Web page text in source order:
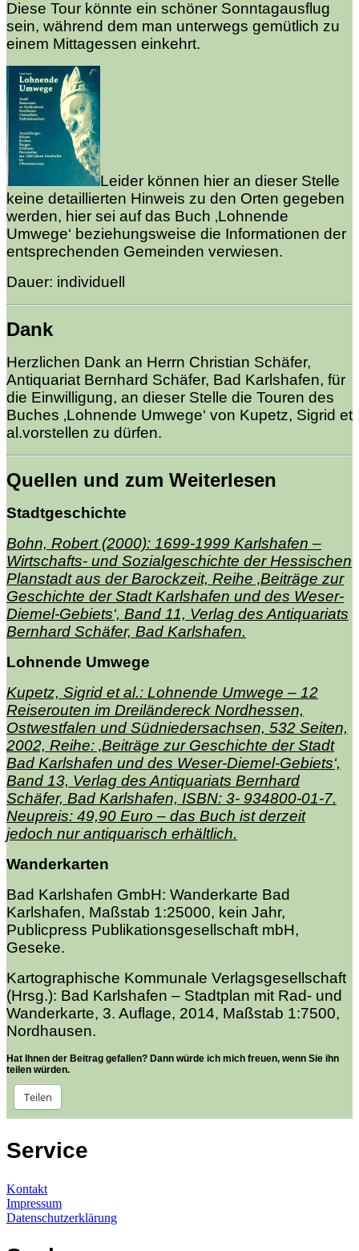
Diese Tour könnte ein schöner Sonntagausflug
sein, während dem man unterwegs gemütlich zu
einem Mittagessen einkehrt.
Leider können hier an dieser Stelle
keine detaillierten Hinweis zu den Orten gegeben
werden, hier sei auf das Buch ‚Lohnende
Umwege‘ beziehungsweise die Informationen der
entsprechenden Gemeinden verwiesen.
Dauer: individuell
Dank
Herzlichen Dank an Herrn Christian Schäfer,
Antiquariat Bernhard Schäfer, Bad Karlshafen, für
die Einwilligung, an dieser Stelle die Touren des
Buches ‚Lohnende Umwege‘ von Kupetz, Sigrid et
al.vorstellen zu dürfen.
Quellen und zum Weiterlesen
Stadtgeschichte
Bohn, Robert (2000): 1699-1999 Karlshafen –
Wirtschafts- und Sozialgeschichte der Hessischen
Planstadt aus der Barockzeit, Reihe ‚Beiträge zur
Geschichte der Stadt Karlshafen und des Weser-
Diemel-Gebiets‘, Band 11, Verlag des Antiquariats
Bernhard Schäfer, Bad Karlshafen.
Lohnende Umwege
Kupetz, Sigrid et al.: Lohnende Umwege – 12
Reiserouten im Dreiländereck Nordhessen,
Ostwestfalen und Südniedersachsen, 532 Seiten,
2002, Reihe: ‚Beiträge zur Geschichte der Stadt
Bad Karlshafen und des Weser-Diemel-Gebiets‘,
Band 13, Verlag des Antiquariats Bernhard
Schäfer, Bad Karlshafen, ISBN: 3- 934800-01-7.
Neupreis: 49,90 Euro – das Buch ist derzeit
jedoch nur antiquarisch erhältlich.
Wanderkarten
Bad Karlshafen GmbH: Wanderkarte Bad
Karlshafen, Maßstab 1:25000, kein Jahr,
Publicpress Publikationsgesellschaft mbH,
Geseke.
Kartographische Kommunale Verlagsgesellschaft
(Hrsg.): Bad Karlshafen – Stadtplan mit Rad- und
Wanderkarte, 3. Auflage, 2014, Maßstab 1:7500,
Nordhausen.
Hat Ihnen der Beitrag gefallen? Dann würde ich mich freuen, wenn Sie ihn
teilen würden.
Teilen
Service
Kontakt
Impressum
Datenschutzerklärung